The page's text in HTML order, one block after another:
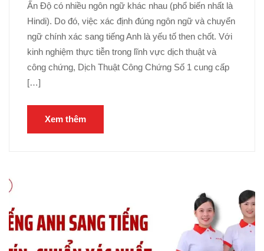
Ấn Độ có nhiều ngôn ngữ khác nhau (phổ biến nhất là
Hindi). Do đó, việc xác định đúng ngôn ngữ và chuyển
ngữ chính xác sang tiếng Anh là yếu tố then chốt. Với
kinh nghiệm thực tiễn trong lĩnh vực dịch thuật và
công chứng, Dịch Thuật Công Chứng Số 1 cung cấp
[…]
Xem thêm